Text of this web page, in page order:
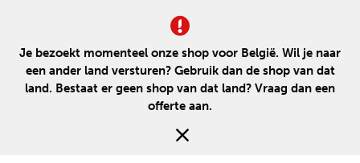
Je bezoekt momenteel onze shop voor België. Wil je naar
een ander land versturen? Gebruik dan de shop van dat
land. Bestaat er geen shop van dat land? Vraag dan een
offerte aan.